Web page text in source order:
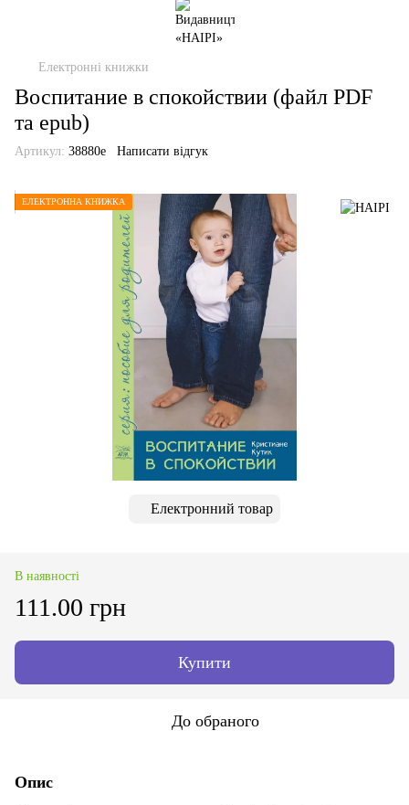
Електронні книжки
Воспитание в спокойствии (файл PDF
та epub)
Артикул: 38880е Написати відгук
ЕЛЕКТРОННА КНИЖКА
Електронний товар
В наявності
111.00 грн
Купити
До обраного
Опис